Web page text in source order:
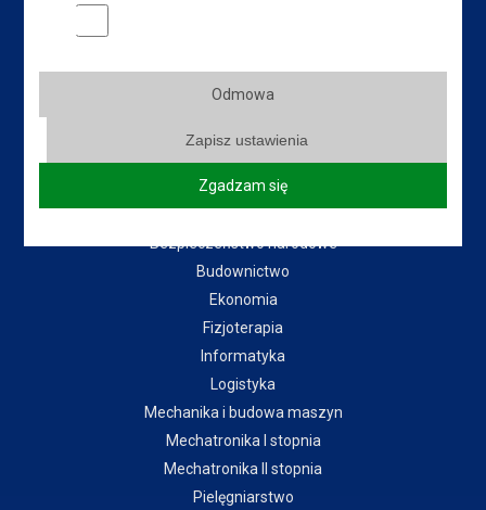
Instytut Pedagogiczny
Instytut Zdrowia i Kultury Fizycznej
Kierunki:
Bezpieczeństwo narodowe
Budownictwo
Ekonomia
Fizjoterapia
Informatyka
Logistyka
Mechanika i budowa maszyn
Mechatronika I stopnia
Mechatronika II stopnia
Pielęgniarstwo
Marketingowe pliki cookies
Odmowa
Zapisz ustawienia
Zgadzam się